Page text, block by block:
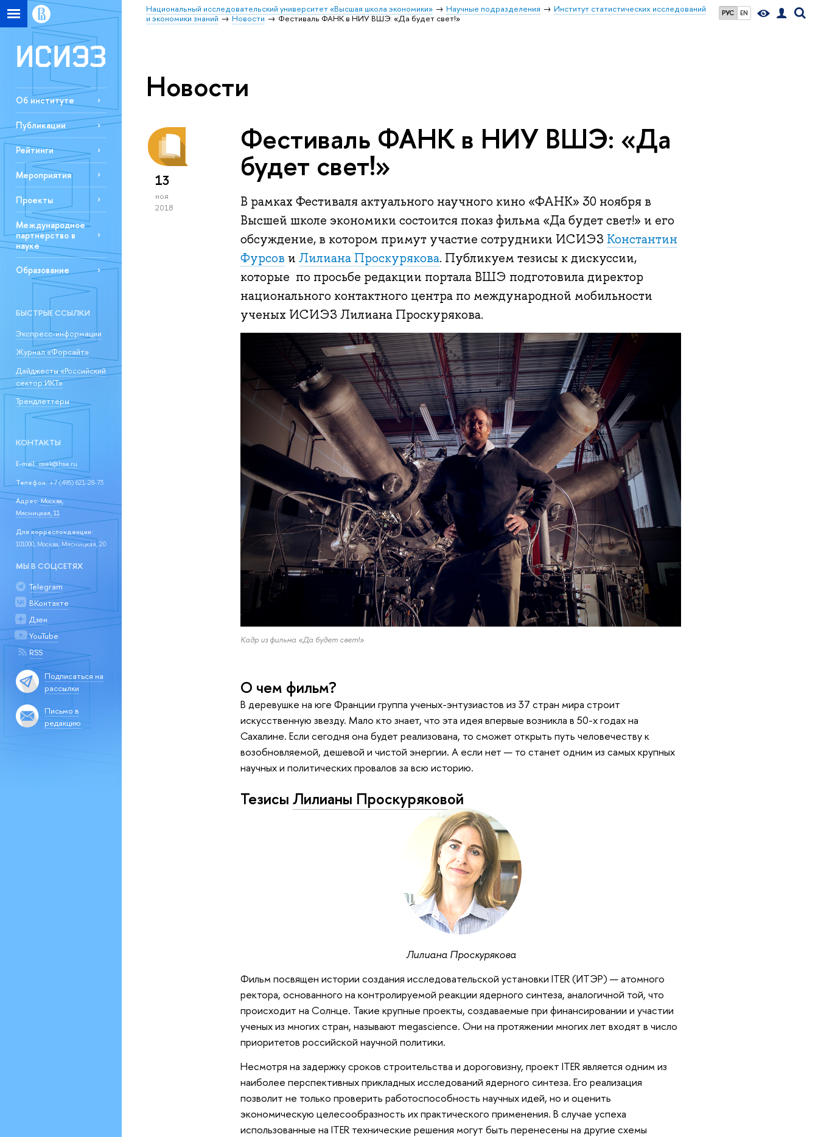
РУС EN
Национальный исследовательский университет «Высшая школа экономики» Научные подразделения
Институт статистических исследований
и экономики знаний
Новости Фестиваль ФАНК в НИУ ВШЭ: «Да будет свет!»
Об институте
Публикации
Рейтинги
Мероприятия
Проекты
Международное
партнерство в
науке
Образование
БЫСТРЫЕ ССЫЛКИ
Экспресс-информации
Журнал «Форсайт»
Дайджесты «Российский
сектор ИКТ»
Трендлеттеры
КОНТАКТЫ
E-mail:issek@hse.ru
Телефон:+7 (495) 621-28-73
Адрес: Москва,
Мясницкая, 11
Для корреспонденции:
101000, Москва, Мясницкая, 20
МЫ В СОЦСЕТЯХ
Telegram
ВКонтакте
Дзен
YouTube
RSS
Подписаться на
рассылки
Письмо в
редакцию
Новости
13
ноя
2018
Фестиваль ФАНК в НИУ ВШЭ: «Да
будет свет!»
В рамкахФестиваля актуального научного кино «ФАНК» 30 ноября в
Высшей школе экономики состоится показ фильма «Да будет свет!» и его
обсуждение, в котором примут участие сотрудники ИСИЭЗ Константин
Фурсов иЛилиана Проскурякова. Публикуем тезисы к дискуссии,
которые по просьбе редакции портала ВШЭ подготовила директор
национального контактного центра по международной мобильности
ученых ИСИЭЗ Лилиана Проскурякова.
Кадр из фильма «Да будет свет!»
О чем фильм?
В деревушке на юге Франции группа ученых-энтузиастов из 37 стран мира строит
искусственную звезду. Мало кто знает, что эта идея впервые возникла в 50-х годах на
Сахалине. Если сегодня она будет реализована, то сможет открыть путь человечеству к
возобновляемой, дешевой и чистой энергии. А если нет — то станет одним из самых крупных
научных и политических провалов за всю историю.
ТезисыЛилианы Проскуряковой
Лилиана Проскурякова
Фильм посвящен истории создания исследовательской установки ITER (ИТЭР) — атомного
ректора, основанного на контролируемой реакции ядерного синтеза, аналогичной той, что
происходит на Солнце. Такие крупные проекты, создаваемые при финансировании и участии
ученых из многих стран, называют megascience. Они на протяжении многих лет входят в число
приоритетов российской научной политики.
Несмотря на задержку сроков строительства и дороговизну, проект ITER является одним из
наиболее перспективных прикладных исследований ядерного синтеза. Его реализация
позволит не только проверить работоспособность научных идей, но и оценить
экономическую целесообразность их практического применения. В случае успеха
использованные на ITER технические решения могут быть перенесены на другие схемы